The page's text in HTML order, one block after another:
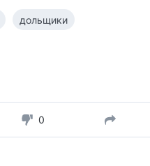
дольщики
0